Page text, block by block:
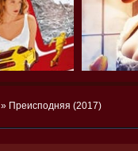
» Преисподняя (2017)